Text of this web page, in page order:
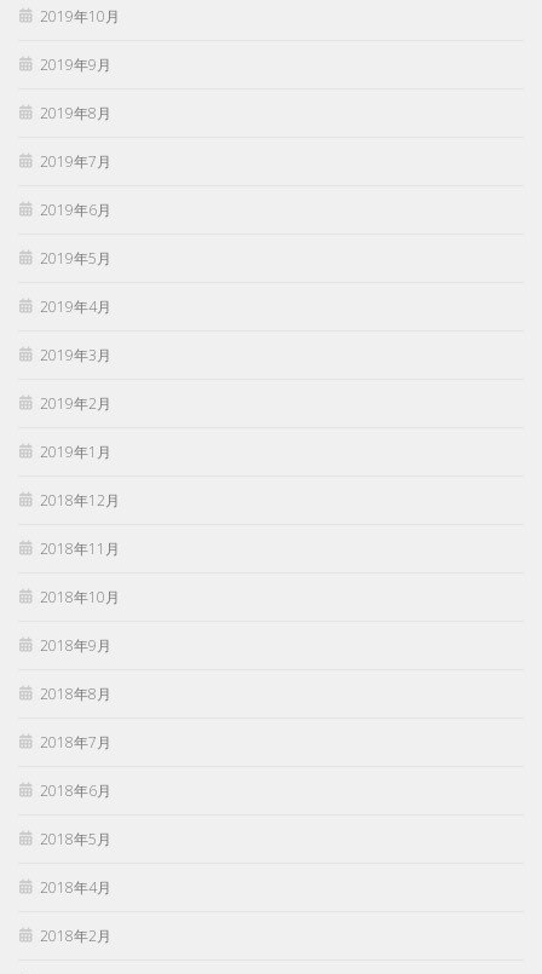
2019年10月
2019年9月
2019年8月
2019年7月
2019年6月
2019年5月
2019年4月
2019年3月
2019年2月
2019年1月
2018年12月
2018年11月
2018年10月
2018年9月
2018年8月
2018年7月
2018年6月
2018年5月
2018年4月
2018年2月